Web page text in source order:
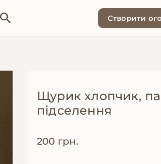
Створити
Щурик хлопчик,
підселення
200 грн.